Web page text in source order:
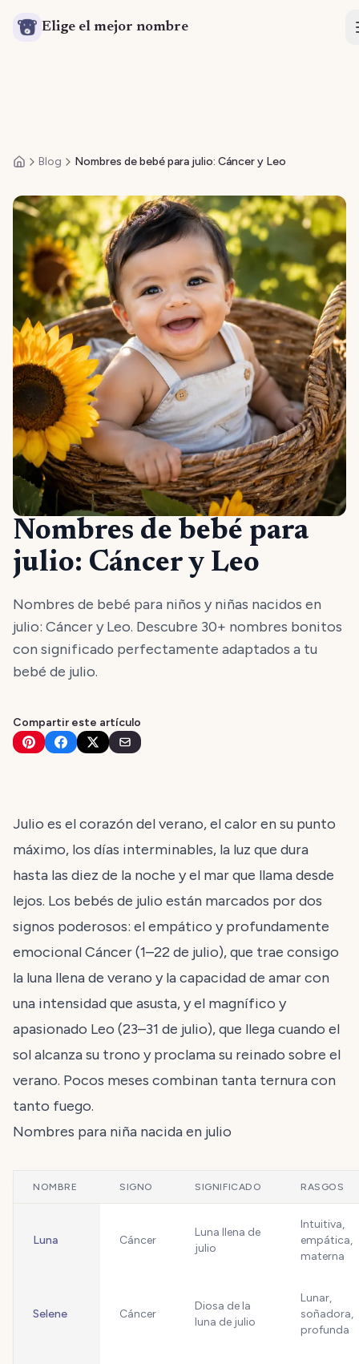
Elige el mejor nombre
Inicio Blog Nombres de bebé para julio: Cáncer y Leo
Nombres de bebé para
julio: Cáncer y Leo
Nombres de bebé para niños y niñas nacidos en
julio: Cáncer y Leo. Descubre 30+ nombres bonitos
con significado perfectamente adaptados a tu
bebé de julio.
Compartir este artículo
Julio es el corazón del verano, el calor en su punto
máximo, los días interminables, la luz que dura
hasta las diez de la noche y el mar que llama desde
lejos. Los bebés de julio están marcados por dos
signos poderosos: el empático y profundamente
emocional Cáncer (1–22 de julio), que trae consigo
la luna llena de verano y la capacidad de amar con
una intensidad que asusta, y el magnífico y
apasionado Leo (23–31 de julio), que llega cuando el
sol alcanza su trono y proclama su reinado sobre el
verano. Pocos meses combinan tanta ternura con
tanto fuego.
Nombres para niña nacida en julio
NOMBRE SIGNO SIGNIFICADO RASGOS
Luna Cáncer
Luna llena de
julio
Intuitiva,
empática,
materna
Selene Cáncer
Diosa de la
luna de julio
Lunar,
soñadora,
profunda